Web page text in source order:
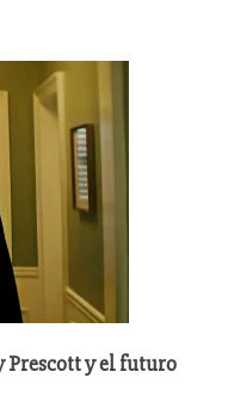
Prescott y el futuro